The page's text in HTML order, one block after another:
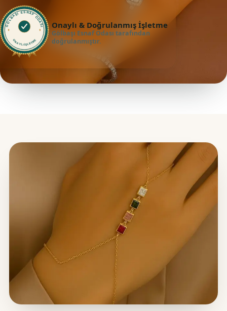
GÖLBAŞI ESNAF ODASI
ONAYLI İŞLETME
Onaylı & Doğrulanmış İşletme
Gölbaşı Esnaf Odası tarafından
doğrulanmıştır.